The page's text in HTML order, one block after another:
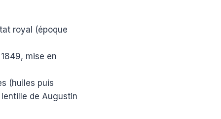
royal (époque
mise en
(huiles puis
de Augustin